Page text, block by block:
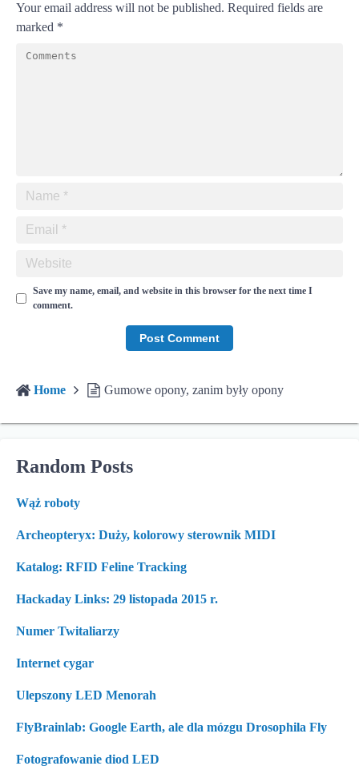
Your email address will not be published. Required fields are
marked *
Save my name, email, and website in this browser for the next time I
comment.
Home Gumowe opony, zanim były opony
Random Posts
Wąż roboty
Archeopteryx: Duży, kolorowy sterownik MIDI
Katalog: RFID Feline Tracking
Hackaday Links: 29 listopada 2015 r.
Numer Twitaliarzy
Internet cygar
Ulepszony LED Menorah
FlyBrainlab: Google Earth, ale dla mózgu Drosophila Fly
Fotografowanie diod LED